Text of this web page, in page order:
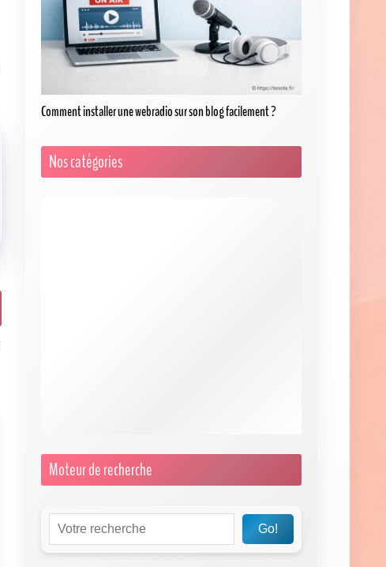
Comment installer une webradio sur son blog facilement ?
Nos catégories
Moteur de recherche
Go!